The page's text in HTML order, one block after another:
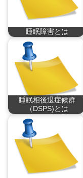
睡眠障害とは
睡眠障害とは、睡眠
に…
睡眠相後退症候群
（DSPS)とは
睡眠相後退症候群と
は…